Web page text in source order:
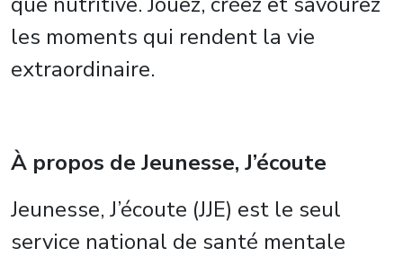
les moments qui rendent la vie
extraordinaire.
À propos de Jeunesse, J’écoute
Jeunesse, J’écoute (JJE) est le seul
service national de santé mentale